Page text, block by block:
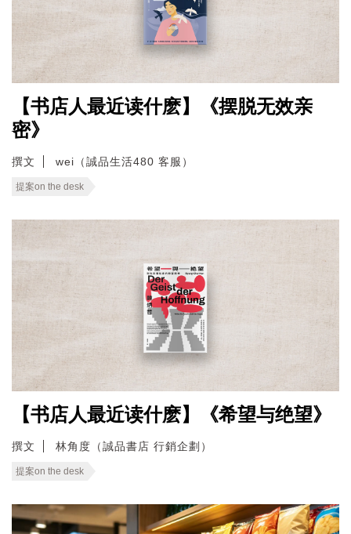
【书店人最近读什麽】《摆脱无效亲
密》
撰文 wei（誠品生活480 客服）
提案on the desk
【书店人最近读什麽】《希望与绝望》
撰文 林角度（誠品書店 行銷企劃）
提案on the desk